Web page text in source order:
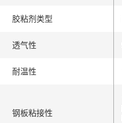
胶粘剂类型
透气性
耐温性
钢板粘接性